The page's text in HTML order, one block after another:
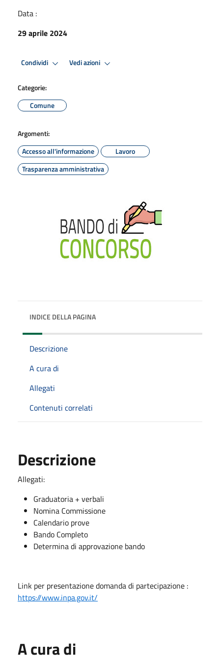
Data :
29 aprile 2024
Condividi Vedi azioni
Categorie:
Comune
Argomenti:
Accesso all'informazione
Lavoro
Trasparenza amministrativa
INDICE DELLA PAGINA
Descrizione
A cura di
Allegati
Contenuti correlati
Descrizione
Allegati:
Graduatoria + verbali
Nomina Commissione
Calendario prove
Bando Completo
Determina di approvazione bando
Link per presentazione domanda di partecipazione :
https://www.inpa.gov.it/
A cura di